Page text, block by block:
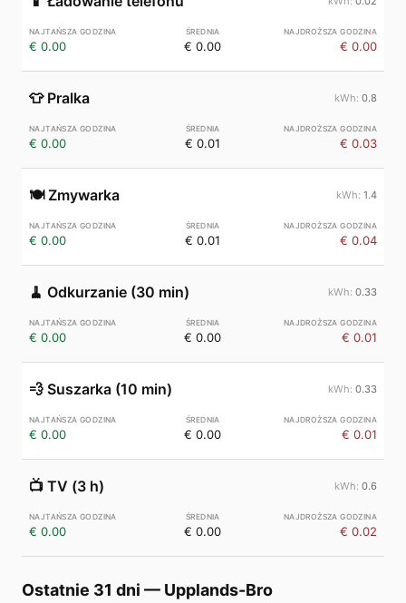
€ 0.00 € 0.00 € 0.00
👕 Pralka 0.8
€ 0.00 € 0.01 € 0.03
🍽️ Zmywarka 1.4
€ 0.00 € 0.01 € 0.04
🧹 Odkurzanie (30 min) 0.33
€ 0.00 € 0.00 € 0.01
💨 Suszarka (10 min) 0.33
€ 0.00 € 0.00 € 0.01
📺 TV (3 h) 0.6
€ 0.00 € 0.00 € 0.02
Ostatnie 31 dni — Upplands-Bro